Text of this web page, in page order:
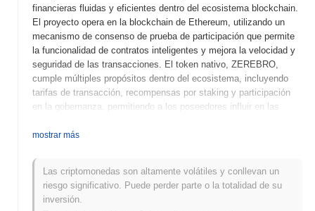
financieras fluidas y eficientes dentro del ecosistema blockchain.
El proyecto opera en la blockchain de Ethereum, utilizando un
mecanismo de consenso de prueba de participación que permite
la funcionalidad de contratos inteligentes y mejora la velocidad y
seguridad de las transacciones. El token nativo, ZEREBRO,
cumple múltiples propósitos dentro del ecosistema, incluyendo
tarifas de transacción, recompensas por staking y participación
en la gobernanza, permitiendo a los poseedores influir en las
interfaces amigables y accesibilidad, buscando atraer tanto a
enfoque innovador en la provisión de liquidez y la agricultura de
rendimiento lo posiciona como un jugador significativo en el
paisaje en evolución de las finanzas descentralizadas.
mostrar más
Las criptomonedas son altamente volátiles y conllevan un
riesgo significativo. Puede perder parte o la totalidad de su
inversión.